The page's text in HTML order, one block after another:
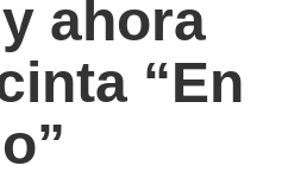
ahora
“En